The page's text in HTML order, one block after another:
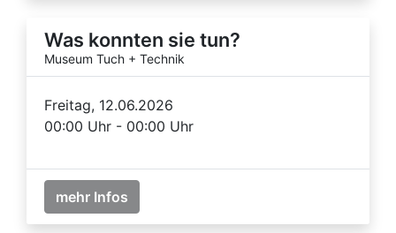
Was konnten sie tun?
Museum Tuch + Technik
Freitag, 12.06.2026
00:00 Uhr - 00:00 Uhr
mehr Infos